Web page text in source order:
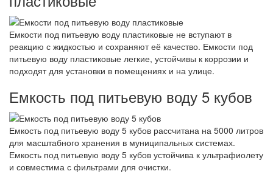
Емкости под питьевую воду пластиковые не вступают в
реакцию с жидкостью и сохраняют её качество. Емкости под
питьевую воду пластиковые легкие, устойчивы к коррозии и
подходят для установки в помещениях и на улице.
Емкость под питьевую воду 5 кубов
Емкость под питьевую воду 5 кубов рассчитана на 5000 литров
для масштабного хранения в муниципальных системах.
Емкость под питьевую воду 5 кубов устойчива к ультрафиолету
и совместима с фильтрами для очистки.